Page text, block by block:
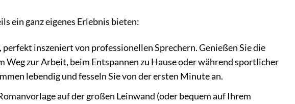
ein ganz eigenes Erlebnis bieten:
perfekt inszeniert von professionellen Sprechern. Genießen Sie die
Weg zur Arbeit, beim Entspannen zu Hause oder während sportlicher
lebendig und fesseln Sie von der ersten Minute an.
auf der großen Leinwand (oder bequem auf Ihrem